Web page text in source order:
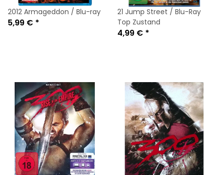
2012 Armageddon / Blu-ray
5,99 € *
21 Jump Street / Blu-Ray
Top Zustand
4,99 € *